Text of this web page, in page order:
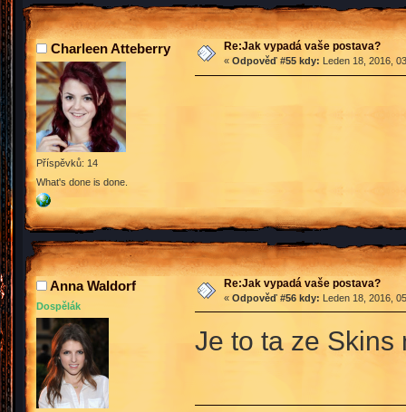
Charleen Atteberry
Příspěvků: 14
What's done is done.
Re:Jak vypadá vaše postava?
« Odpověď #55 kdy: Leden 18, 2016,
Anna Waldorf
Dospělák
Re:Jak vypadá vaše postava?
« Odpověď #56 kdy: Leden 18, 2016,
Je to ta ze